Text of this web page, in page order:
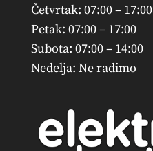
Četvrtak: 07:00 – 17:00
Petak: 07:00 – 17:00
Subota: 07:00 – 14:00
Nedelja: Ne radimo